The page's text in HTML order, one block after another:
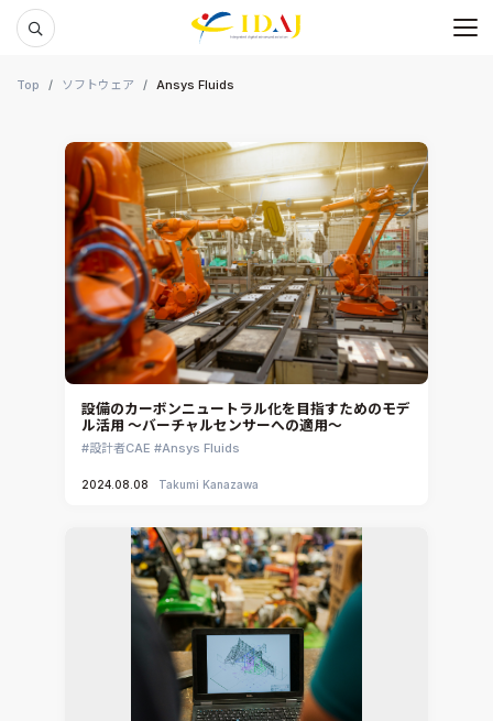
メ
Top ソフトウェア Ansys Fluids
設備のカーボンニュートラル化を目指すためのモデ
ル活用 ～バーチャルセンサーへの適用～
設計者CAE Ansys Fluids
2024.08.08 Takumi Kanazawa